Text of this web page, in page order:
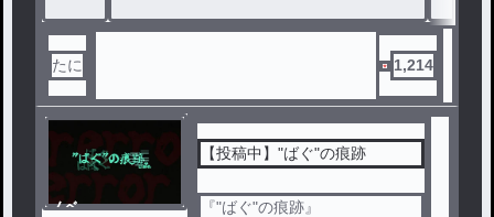
たに 1,214
ノベ
【投稿中】"ばぐ"の痕跡
『"ばぐ"の痕跡』